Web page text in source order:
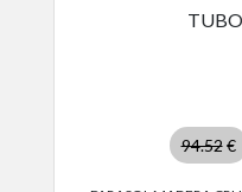
94.52€